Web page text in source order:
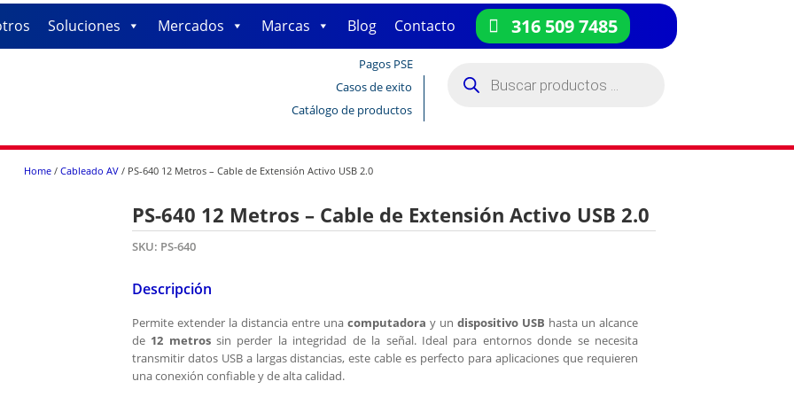
Soluciones Mercados Marcas Blog Contacto 316 509 7485
Pagos PSE
Casos de exito
Catálogo de productos
productos
Home / Cableado AV / PS-640 12 Metros – Cable de Extensión Activo USB 2.0
PS-640 12 Metros – Cable de Extensión Activo USB 2.0
SKU: PS-640
Descripción
Permite extender la distancia entre una computadora y un dispositivo USB hasta un alcance
de 12 metrossin perder la integridad de la señal. Ideal para entornos donde se necesita
transmitir datos USB a largas distancias, este cable es perfecto para aplicaciones que requieren
una conexión confiable y de alta calidad.